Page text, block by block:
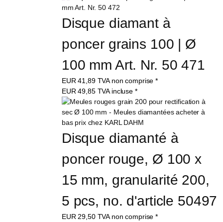
Disque diamant à
poncer grains 100 | Ø
100 mm Art. Nr. 50 471
EUR41,89 TVA non comprise *
EUR49,85 TVA incluse *
Disque diamanté à
poncer rouge, Ø 100 x
15 mm, granularité 200,
5 pcs, no. d'article 50497
EUR 29,50 TVA non comprise *